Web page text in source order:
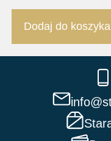
Dodaj do koszyka